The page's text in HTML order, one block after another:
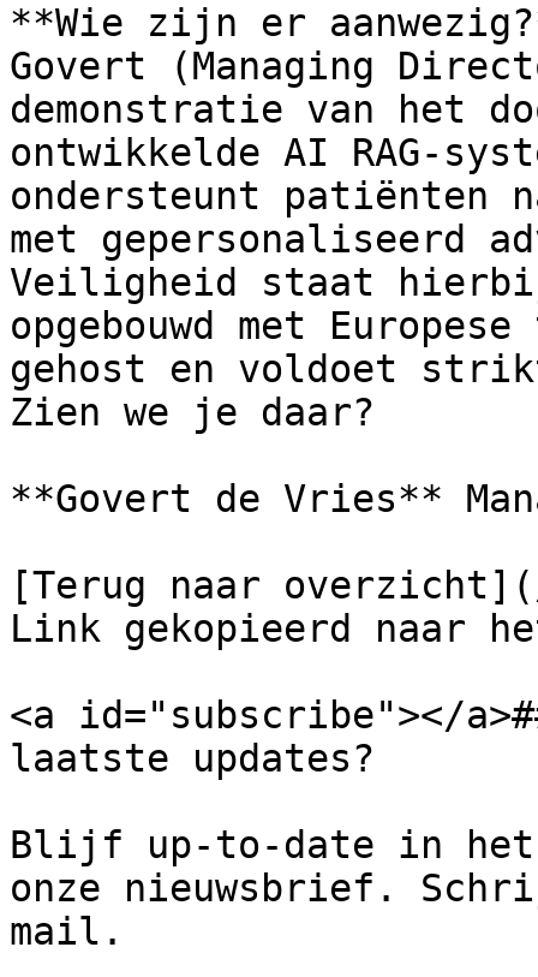
**Wie zijn er
Govert (Managing
demonstratie van het
ontwikkelde AI RAG-
ondersteunt patiënten
met gepersonaliseerd
Veiligheid staat
opgebouwd met
gehost en voldoet
Zien we je daar?
**Govert de Vries**
[Terug naar
Link gekopieerd naar
<a id="subscribe"></
laatste updates?
Blijf up-to-date in het
onze nieuwsbrief.
mail.